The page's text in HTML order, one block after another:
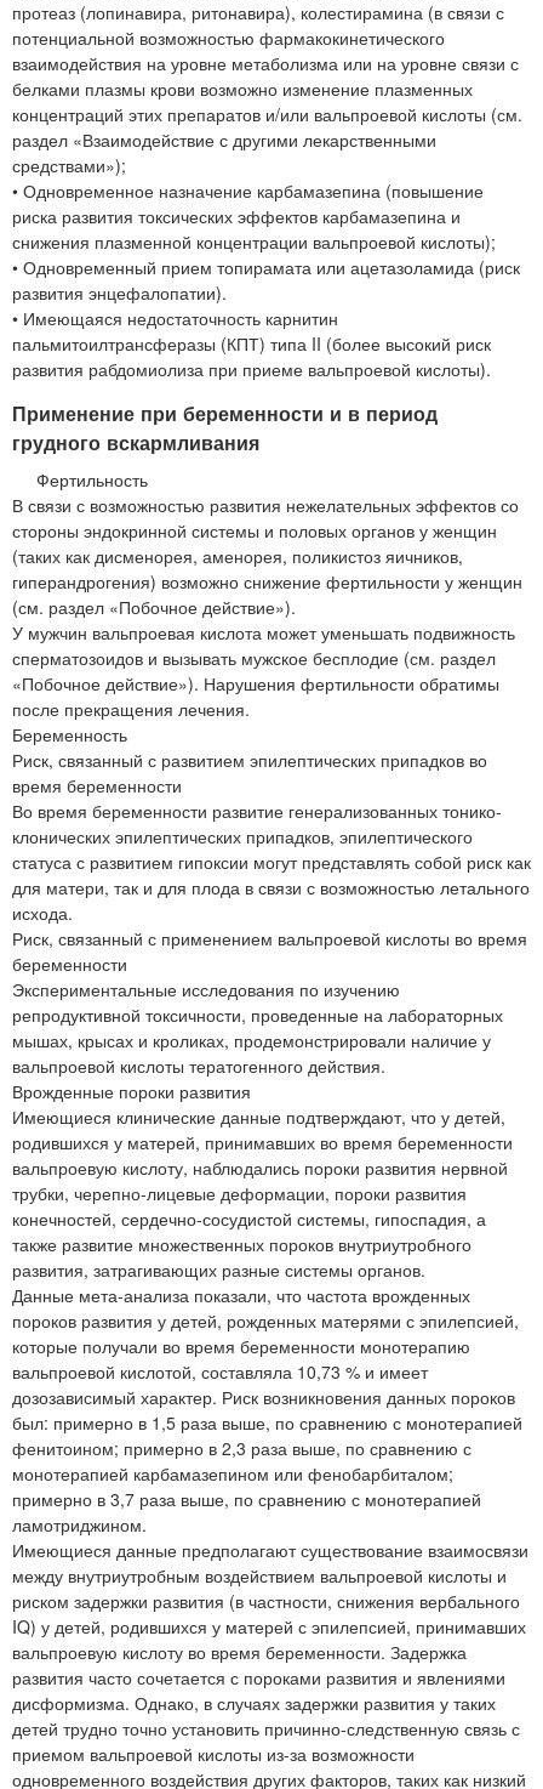
протеаз (лопинавира, ритонавира), колестирамина (в связи с
потенциальной возможностью фармакокинетического
взаимодействия на уровне метаболизма или на уровне связи с
белками плазмы крови возможно изменение плазменных
концентраций этих препаратов и/или вальпроевой кислоты (см.
раздел «Взаимодействие с другими лекарственными
средствами»);
• Одновременное назначение карбамазепина (повышение
риска развития токсических эффектов карбамазепина и
снижения плазменной концентрации вальпроевой кислоты);
• Одновременный прием топирамата или ацетазоламида (риск
развития энцефалопатии).
• Имеющаяся недостаточность карнитин
пальмитоилтрансферазы (КПТ) типа II (более высокий риск
развития рабдомиолиза при приеме вальпроевой кислоты).
Применение при беременности и в период
грудного вскармливания
Фертильность
В связи с возможностью развития нежелательных эффектов со
стороны эндокринной системы и половых органов у женщин
(таких как дисменорея, аменорея, поликистоз яичников,
гиперандрогения) возможно снижение фертильности у женщин
(см. раздел «Побочное действие»).
У мужчин вальпроевая кислота может уменьшать подвижность
сперматозоидов и вызывать мужское бесплодие (см. раздел
«Побочное действие»). Нарушения фертильности обратимы
после прекращения лечения.
Беременность
Риск, связанный с развитием эпилептических припадков во
время беременности
Во время беременности развитие генерализованных тонико-
клонических эпилептических припадков, эпилептического
статуса с развитием гипоксии могут представлять собой риск как
для матери, так и для плода в связи с возможностью летального
исхода.
Риск, связанный с применением вальпроевой кислоты во время
беременности
Экспериментальные исследования по изучению
репродуктивной токсичности, проведенные на лабораторных
мышах, крысах и кроликах, продемонстрировали наличие у
вальпроевой кислоты тератогенного действия.
Врожденные пороки развития
Имеющиеся клинические данные подтверждают, что у детей,
родившихся у матерей, принимавших во время беременности
вальпроевую кислоту, наблюдались пороки развития нервной
трубки, черепно-лицевые деформации, пороки развития
конечностей, сердечно-сосудистой системы, гипоспадия, а
также развитие множественных пороков внутриутробного
развития, затрагивающих разные системы органов.
Данные мета-анализа показали, что частота врожденных
пороков развития у детей, рожденных матерями с эпилепсией,
которые получали во время беременности монотерапию
вальпроевой кислотой, составляла 10,73 % и имеет
дозозависимый характер. Риск возникновения данных пороков
был: примерно в 1,5 раза выше, по сравнению с монотерапией
фенитоином; примерно в 2,3 раза выше, по сравнению с
монотерапией карбамазепином или фенобарбиталом;
примерно в 3,7 раза выше, по сравнению с монотерапией
ламотриджином.
Имеющиеся данные предполагают существование взаимосвязи
между внутриутробным воздействием вальпроевой кислоты и
риском задержки развития (в частности, снижения вербального
IQ) у детей, родившихся у матерей с эпилепсией, принимавших
вальпроевую кислоту во время беременности. Задержка
развития часто сочетается с пороками развития и явлениями
дисформизма. Однако, в случаях задержки развития у таких
детей трудно точно установить причинно-следственную связь с
приемом вальпроевой кислоты из-за возможности
одновременного воздействия других факторов, таких как низкий